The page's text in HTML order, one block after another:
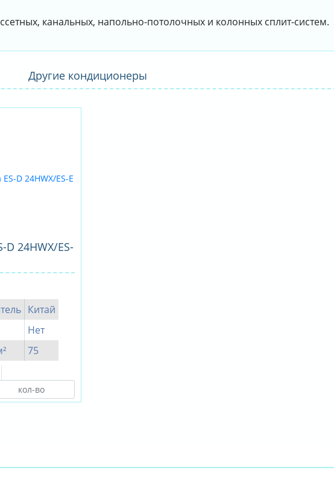
канальных, напольно-потолочных и колонных сплит-систем.
Другие кондиционеры
D 24HWX/ES-
Китай
Нет
75